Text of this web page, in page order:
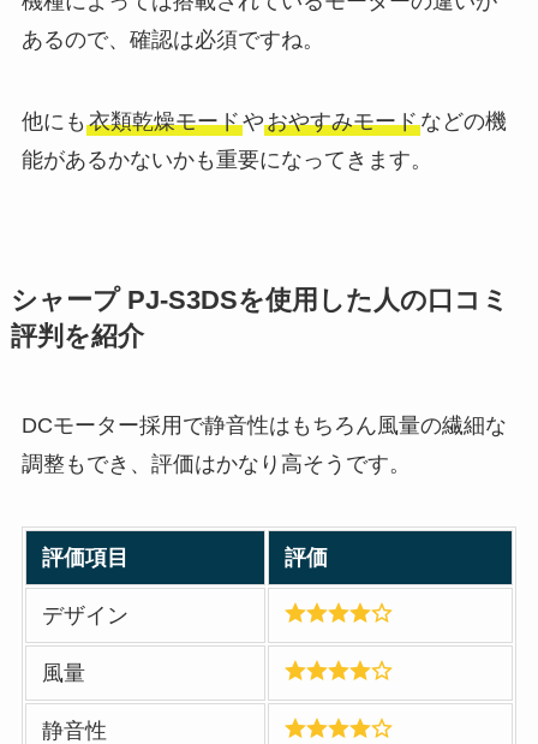
あるので、確認は必須ですね。
他にも 衣類乾燥モードやおやすみモードなどの機
能があるかないかも重要になってきます。
シャープ PJ-S3DSを使用した人の口コミ
評判を紹介
DCモーター採用で静音性はもちろん風量の繊細な
調整もでき、評価はかなり高そうです。
評価項目 評価
デザイン
風量
静音性